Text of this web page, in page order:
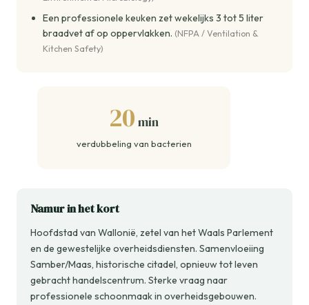
Een professionele keuken zet wekelijks 3 tot 5 liter
braadvet af op oppervlakken. (NFPA / Ventilation &
Kitchen Safety)
20 min
verdubbeling van bacterien
Namur in het kort
Hoofdstad van Wallonië, zetel van het Waals Parlement
en de gewestelijke overheidsdiensten. Samenvloeiing
Samber/Maas, historische citadel, opnieuw tot leven
gebracht handelscentrum. Sterke vraag naar
professionele schoonmaak in overheidsgebouwen.